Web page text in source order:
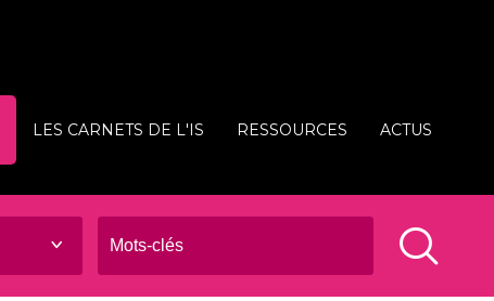
LES CARNETS DE L'IS RESSOURCES ACTUS